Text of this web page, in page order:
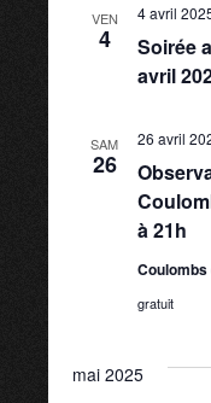
VEN
4
Soirée
avril
4 avril
SAM
26
à 21h
26 avril
Coulombs
gratuit
mai 2025